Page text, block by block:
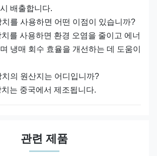
배출합니다.
를 사용하면 어떤 이점이 있습니까?
를 사용하면 환경 오염을 줄이고 에너
냉매 회수 효율을 개선하는 데 도움이
치의 원산지는 어디입니까?
는 중국에서 제조됩니다.
관련 제품